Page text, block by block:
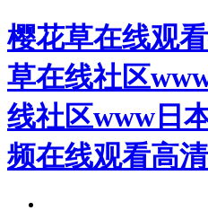
樱花草在线观
草在线社区
线社区www日
频在线观看高